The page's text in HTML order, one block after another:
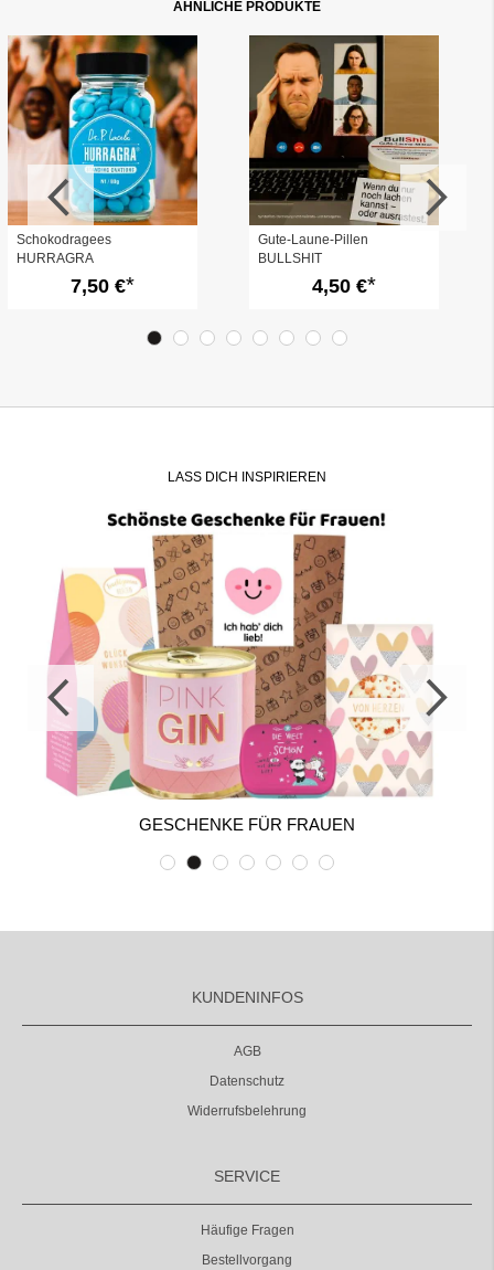
ÄHNLICHE PRODUKTE
Schokodragees
HURRAGRA
7,50 €
Gute-Laune-Pillen
BULLSHIT
4,50 €
LASS DICH INSPIRIEREN
GESCHENKE FÜR FRAUEN
KUNDENINFOS
AGB
Datenschutz
Widerrufsbelehrung
SERVICE
Häufige Fragen
Bestellvorgang